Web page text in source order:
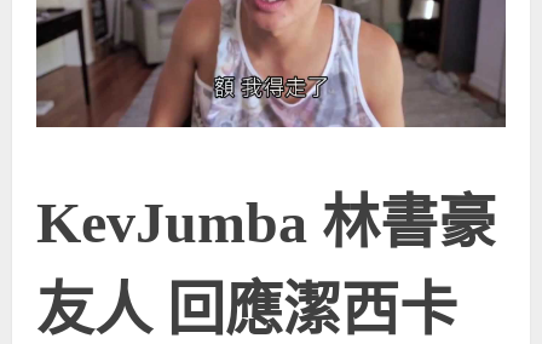
KevJumba 林書豪
友人 回應潔西卡